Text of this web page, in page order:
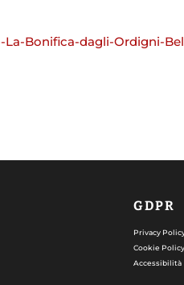
Bonifica-dagli-Ordigni-
GDPR
Privacy
Cookie Policy
Accessibilità